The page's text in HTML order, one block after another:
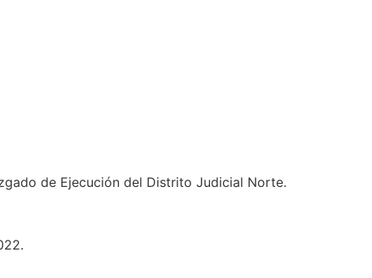
de Ejecución del Distrito Judicial Norte.